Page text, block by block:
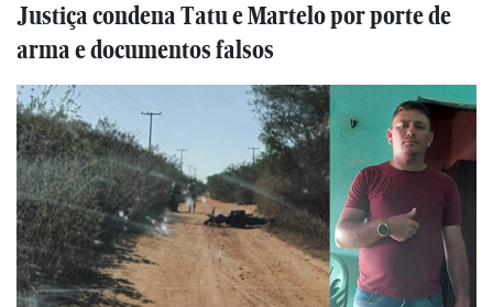
Justiça condena Tatu e Martelo por porte de
arma e documentos falsos